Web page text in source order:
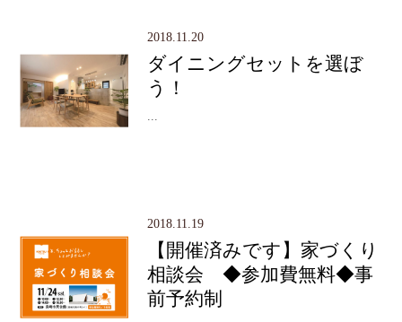
2018.11.20
ダイニングセットを選ぼ
う！
2018.11.19
【開催済みです】家づくり
相談会 ◆参加費無料◆事
前予約制